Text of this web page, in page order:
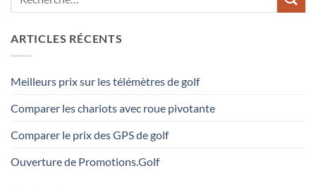
ARTICLES RÉCENTS
Meilleurs prix sur les télémètres de golf
Comparer les chariots avec roue pivotante
Comparer le prix des GPS de golf
Ouverture de Promotions.Golf